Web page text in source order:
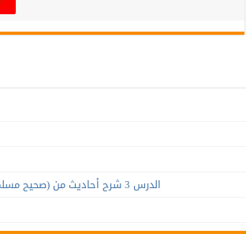
الدرس 3 شرح أحاديث من (صحيح مسلم): كتاب الإيمان 1